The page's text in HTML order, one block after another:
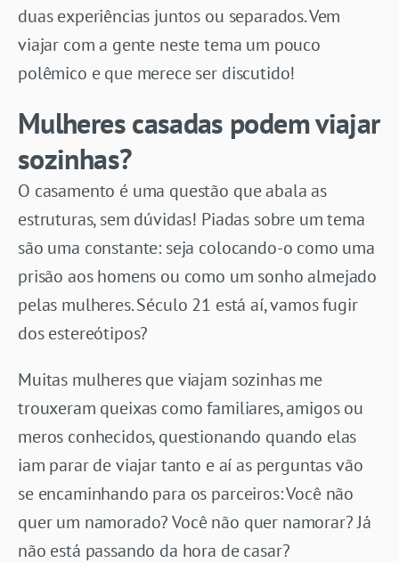
duas experiências juntos ou separados. Vem
viajar com a gente neste tema um pouco
polêmico e que merece ser discutido!
Mulheres casadas podem viajar
sozinhas?
O casamento é uma questão que abala as
estruturas, sem dúvidas! Piadas sobre um tema
são uma constante: seja colocando-o como uma
prisão aos homens ou como um sonho almejado
pelas mulheres. Século 21 está aí, vamos fugir
dos estereótipos?
Muitas mulheres que viajam sozinhas me
trouxeram queixas como familiares, amigos ou
meros conhecidos, questionando quando elas
iam parar de viajar tanto e aí as perguntas vão
se encaminhando para os parceiros: Você não
quer um namorado? Você não quer namorar? Já
não está passando da hora de casar?